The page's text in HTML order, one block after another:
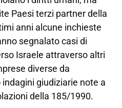
Paesi terzi partner della
anni alcune inchieste
segnalato casi di
Israele attraverso altri
diverse da
giudiziarie note a
della 185/1990.